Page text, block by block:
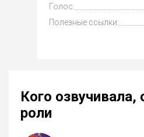
Голос:
Полезные ссылки:
Кого озвучивала,
роли